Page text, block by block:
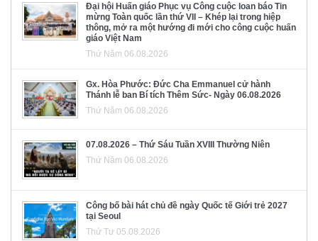
Đại hội Huấn giáo Phục vụ Công cuộc loan báo Tin
mừng Toàn quốc lần thứ VII – Khép lại trong hiệp
thông, mở ra một hướng đi mới cho công cuộc huấn
giáo Việt Nam
Thứ Năm 06.08.2026
Gx. Hòa Phước: Đức Cha Emmanuel cử hành
Thánh lễ ban Bí tích Thêm Sức- Ngày 06.08.2026
Thứ Năm 06.08.2026
07.08.2026 – Thứ Sáu Tuần XVIII Thường Niên
Thứ Năm 06.08.2026
Công bố bài hát chủ đề ngày Quốc tế Giới trẻ 2027
tại Seoul
Thứ Tư 05.08.2026